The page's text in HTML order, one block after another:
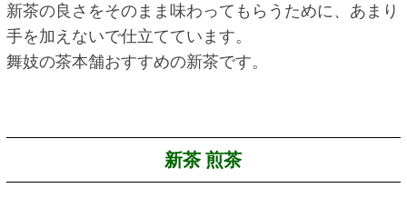
新茶の良さをそのまま味わってもらうために、あまり
手を加えないで仕立てています。
舞妓の茶本舗おすすめの新茶です。
新茶 煎茶